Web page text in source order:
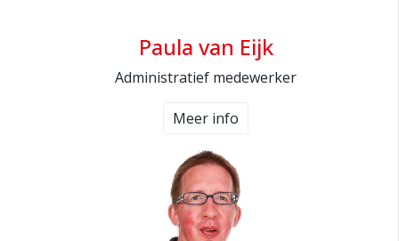
Paula van Eijk
Administratief medewerker
Meer info